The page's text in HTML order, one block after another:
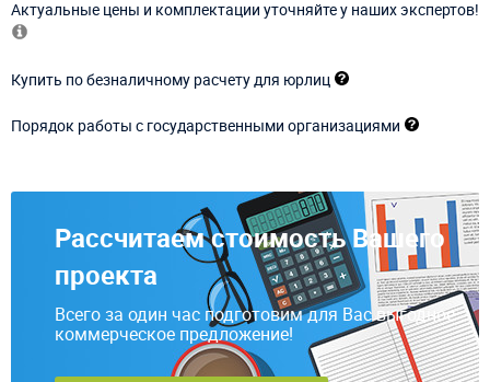
Актуальные цены и комплектации уточняйте у наших экспертов!
Купить по безналичному расчету для юрлиц
Порядок работы с государственными организациями
Рассчитаем стоимость Вашего
проекта
Всего за один час подготовим для Вас выгодное
коммерческое предложение!